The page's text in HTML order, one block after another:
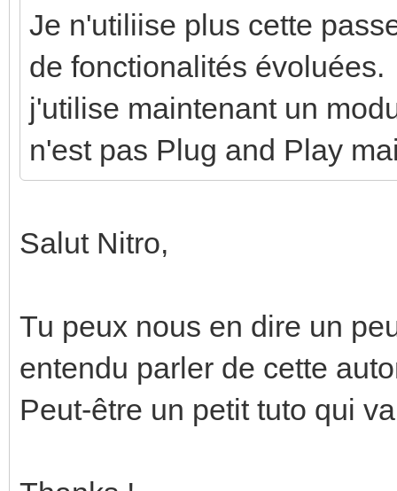
Je n'utiliise plus cette
de fonctionalités évoluées.
j'utilise maintenant un
n'est pas Plug and Play
Salut Nitro,
Tu peux nous en dire un
entendu parler de cette
Peut-être un petit tuto qui